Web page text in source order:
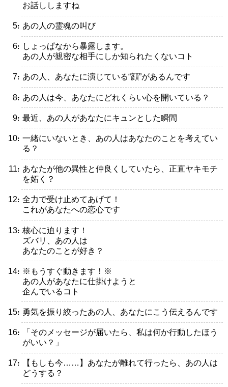
お話ししますね
・あの人の霊魂の叫び
・しょっぱなから暴露します。
あの人が親密な相手にしか知られたくないコト
・あの人、あなたに演じている“顔”があるんです
・あの人は今、あなたにどれくらい心を開いている？
・最近、あの人があなたにキュンとした瞬間
・一緒にいないとき、あの人はあなたのことを考えてい
る？
・あなたが他の異性と仲良くしていたら、正直ヤキモチ
を妬く？
・全力で受け止めてあげて！
これがあなたへの恋心です
・核心に迫ります！
ズバリ、あの人は
あなたのことが好き？
・※もうすぐ動きます！※
あの人があなたに仕掛けようと
企んでいるコト
・勇気を振り絞ったあの人、あなたにこう伝えるんです
・「そのメッセージが届いたら、私は何か行動したほう
がいい？」
・【もしも今……】あなたが離れて行ったら、あの人は
どうする？